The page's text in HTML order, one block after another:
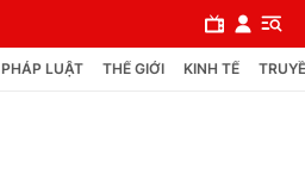
PHÁP LUẬT THẾ GIỚI KINH TẾ